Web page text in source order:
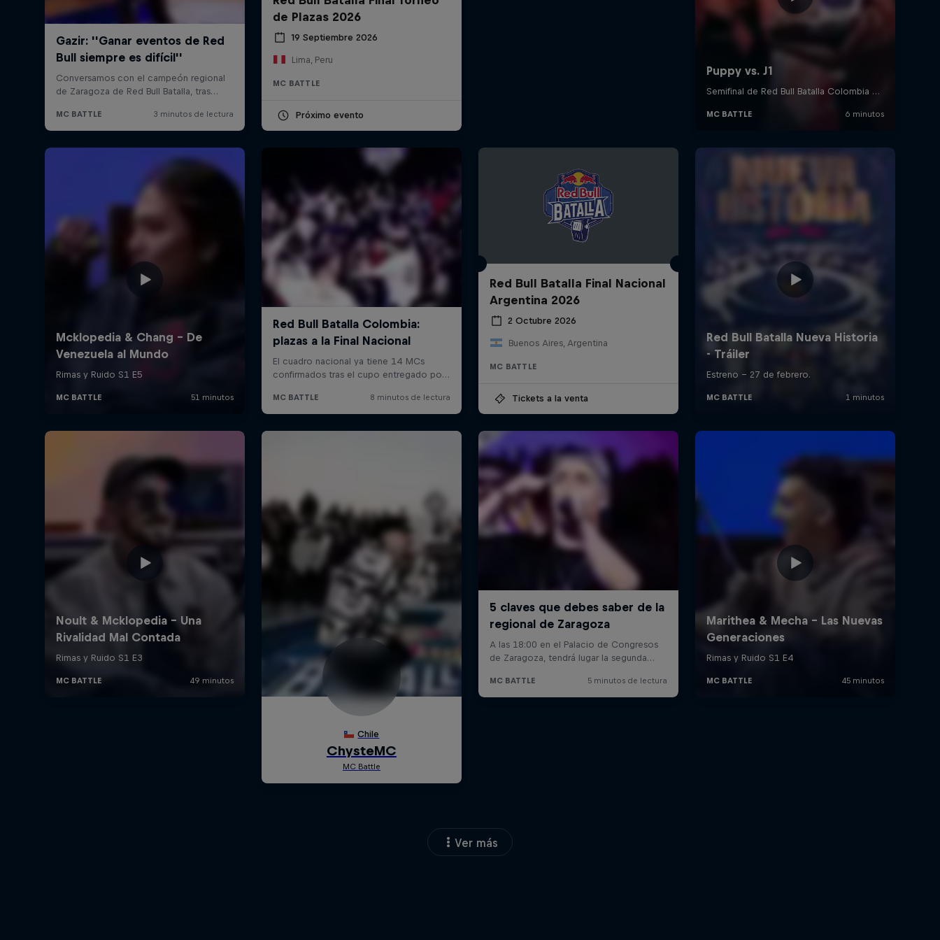
de Plazas 2026
19 Septiembre 2026
Lima, Peru
MC BATTLE
Próximo evento
Red Bull Batalla Final Nacional
Argentina 2026
2 Octubre 2026
Buenos Aires, Argentina
MC BATTLE
Tickets a la venta
Ver más